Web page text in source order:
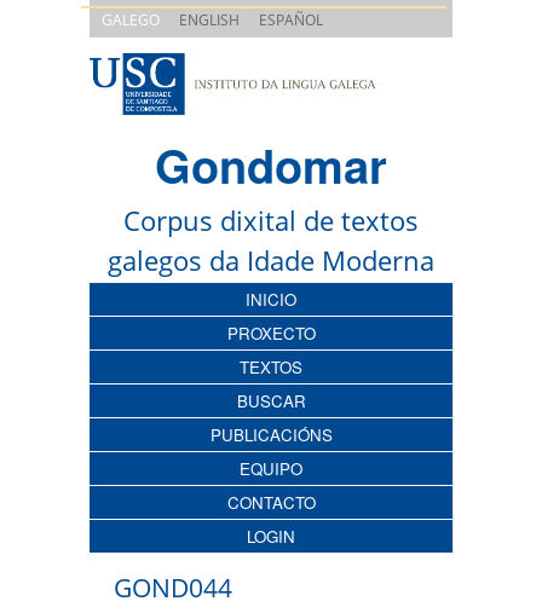
GALEGO ENGLISH ESPAÑOL
Gondomar
Corpus dixital de textos
galegos da Idade Moderna
INICIO
PROXECTO
TEXTOS
BUSCAR
PUBLICACIÓNS
EQUIPO
CONTACTO
LOGIN
GOND044